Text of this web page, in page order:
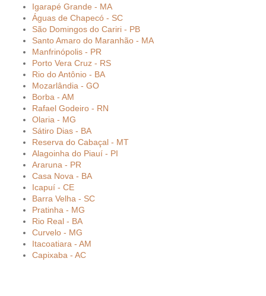
Igarapé Grande - MA
Águas de Chapecó - SC
São Domingos do Cariri - PB
Santo Amaro do Maranhão - MA
Manfrinópolis - PR
Porto Vera Cruz - RS
Rio do Antônio - BA
Mozarlândia - GO
Borba - AM
Rafael Godeiro - RN
Olaria - MG
Sátiro Dias - BA
Reserva do Cabaçal - MT
Alagoinha do Piauí - PI
Araruna - PR
Casa Nova - BA
Icapuí - CE
Barra Velha - SC
Pratinha - MG
Rio Real - BA
Curvelo - MG
Itacoatiara - AM
Capixaba - AC